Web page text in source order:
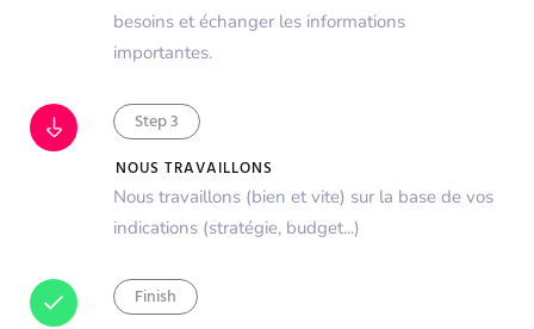
besoins et échanger les informations
importantes.
Step 3
NOUS TRAVAILLONS
Nous travaillons (bien et vite) sur la base de vos
indications (stratégie, budget...)
Finish